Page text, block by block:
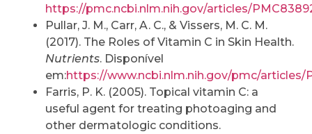
https://pmc.ncbi.nlm.nih.gov/articles/
Pullar, J. M., Carr, A. C., & Vissers, M. C. M.
(2017). The Roles of Vitamin C in Skin Health.
Nutrients. Disponível
em:https://www.ncbi.nlm.nih.gov/pmc/articles/
Farris, P. K. (2005). Topical vitamin C: a
useful agent for treating photoaging and
other dermatologic conditions.